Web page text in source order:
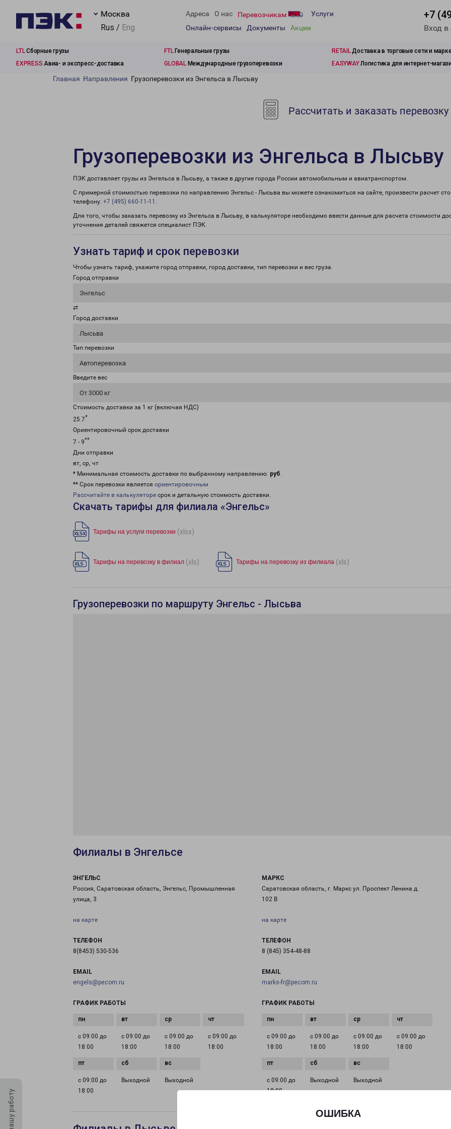
ОШИБКА
Москва
Rus / Eng
Адреса О нас Перевозчикам
Услуги
Онлайн-сервисы
Документы Акции
+7
Вход
LTLСборные грузы FTLГенеральные грузы RETAILДоставка в торговые сети и
EXPRESS Авиа- и экспресс-доставка GLOBALМеждународные грузоперевозки EASYWAYЛогистика для интернет-
Главная Направления Грузоперевозки из Энгельса в Лысьву
Рассчитать и заказать перевозку
Грузоперевозки из Энгельса в Лысьву
ПЭК доставляет грузы из Энгельса в Лысьву, а также в другие города России автомобильным и авиатранспортом.
С примерной стоимостью перевозки по направлению Энгельс - Лысьва вы можете ознакомиться на сайте, произвести расчет
телефону: +7 (495) 660-11-11 .
Для того, чтобы заказать перевозку из Энгельса в Лысьву, в калькуляторе необходимо ввести данные для расчета стоимости
уточнения деталей свяжется специалист ПЭК.
Узнать тариф и срок перевозки
Чтобы узнать тариф, укажите город отправки, город доставки, тип перевозки и вес груза.
Город отправки
Энгельс
⇄
Город доставки
Лысьва
Тип перевозки
Автоперевозка
Введите вес
От 3000 кг
Стоимость доставки за 1 кг (включая НДС)
25.7*
Ориентировочный срок доставки
7 - 9**
Дни отправки
вт, ср, чт
* Минимальная стоимость доставки по выбранному направлению: руб.
** Срок перевозки является ориентировочным
Рассчитайте в калькуляторе срок и детальную стоимость доставки.
Скачать тарифы для филиала «Энгельс»
Тарифы на услуги перевозки (xlsx)
Тарифы на перевозку в филиал (xls) Тарифы на перевозку из филиала (xls)
Грузоперевозки по маршруту Энгельс - Лысьва
Филиалы в Энгельсе
ЭНГЕЛЬС
Россия, Саратовская область, Энгельс, Промышленная
улица, 3
на карте
ТЕЛЕФОН
8(8453) 530-536
EMAIL
engels@pecom.ru
ГРАФИК РАБОТЫ
с 09:00 до
18:00
с 09:00 до
18:00
с 09:00 до
18:00
с 09:00 до
18:00
с 09:00 до
18:00
Выходной Выходной
МАРКС
Саратовская область, г. Маркс ул. Проспект Ленина д.
102 В
на карте
ТЕЛЕФОН
8 (845) 354-48-88
EMAIL
marks-fr@pecom.ru
ГРАФИК РАБОТЫ
с 09:00 до
18:00
с 09:00 до
18:00
с 09:00 до
18:00
с 09:00 до
18:00
с 09:00 до
18:00
Выходной Выходной